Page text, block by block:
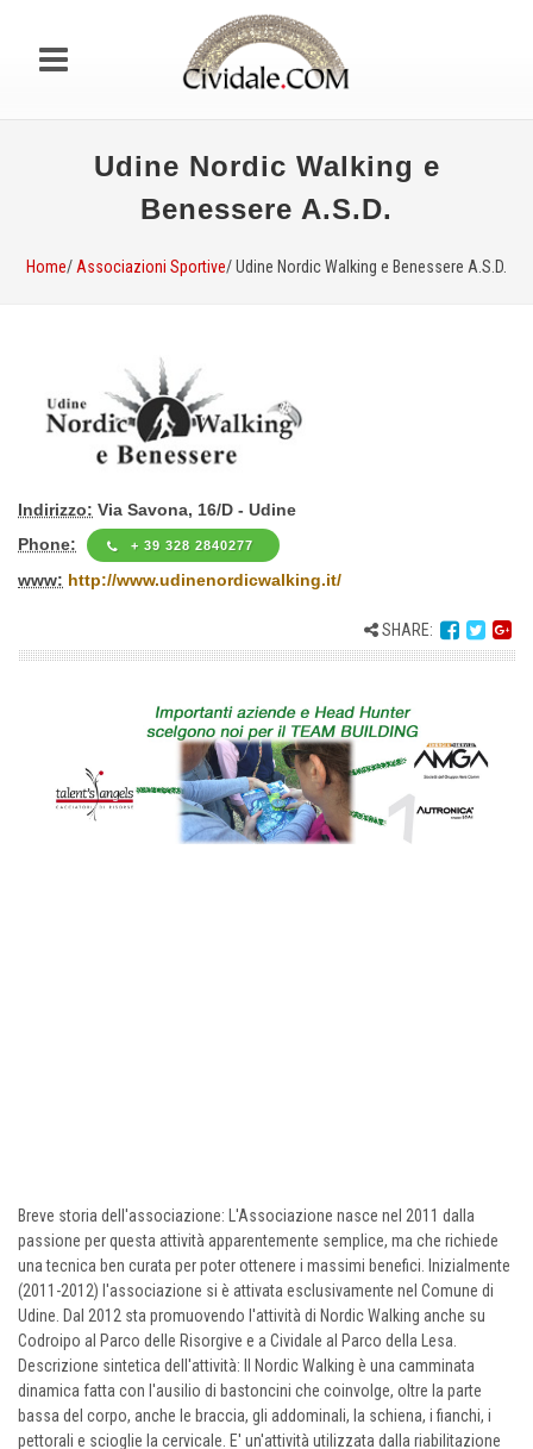
Udine Nordic Walking e
Benessere A.S.D.
Home/ Associazioni Sportive/ Udine Nordic Walking e Benessere A.S.D.
Indirizzo: Via Savona, 16/D - Udine
Phone:
+ 39 328 2840277
www: http://www.udinenordicwalking.it/
SHARE:
Breve storia dell'associazione: L'Associazione nasce nel 2011 dalla
passione per questa attività apparentemente semplice, ma che richiede
una tecnica ben curata per poter ottenere i massimi benefici. Inizialmente
(2011-2012) l'associazione si è attivata esclusivamente nel Comune di
Udine. Dal 2012 sta promuovendo l'attività di Nordic Walking anche su
Codroipo al Parco delle Risorgive e a Cividale al Parco della Lesa.
Descrizione sintetica dell'attività: Il Nordic Walking è una camminata
dinamica fatta con l'ausilio di bastoncini che coinvolge, oltre la parte
bassa del corpo, anche le braccia, gli addominali, la schiena, i fianchi, i
pettorali e scioglie la cervicale. E' un'attività utilizzata dalla riabilitazione